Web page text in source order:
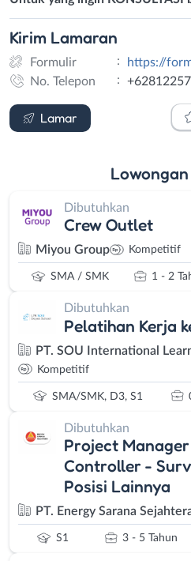
Kirim Lamaran
Formulir :
https://
No. Telepon
:
Lamar
Formulir WhatsApp
Lowongan
Dibutuhkan
Crew Outlet
Miyou Group Kompetitif
SMA / SMK 1 - 2
Dibutuhkan
Pelatihan Kerja
PT. SOU International
Kompetitif
SMA/SMK, D3, S1
Dibutuhkan
Project
Controller -
Posisi Lainnya
PT. Energy Sarana
S1 3 - 5 Tahun